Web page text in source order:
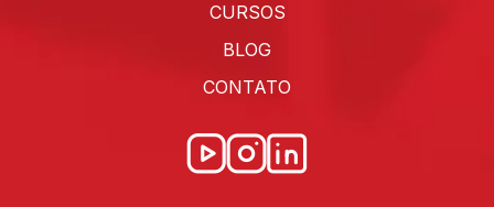
CURSOS
BLOG
CONTATO